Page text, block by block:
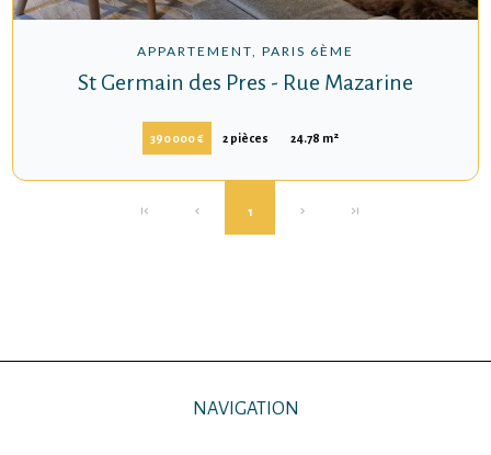
APPARTEMENT, PARIS 6ÈME
St Germain des Pres - Rue Mazarine
390 000 € 2 pièces 24.78 m²
1
NAVIGATION